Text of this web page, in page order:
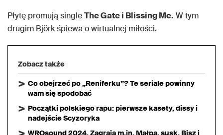
Płytę promują singleThe Gate i Blissing Me. W tym
drugim Björk śpiewa o wirtualnej miłości.
Zobacz także
Co obejrzeć po „Reniferku”? Te seriale powinny
wam się spodobać
Początki polskiego rapu: pierwsze kasety, dissy i
nadejście Scyzoryka
WROsound 2024. Zagrają m.in. Małpa, susk, Bisz i